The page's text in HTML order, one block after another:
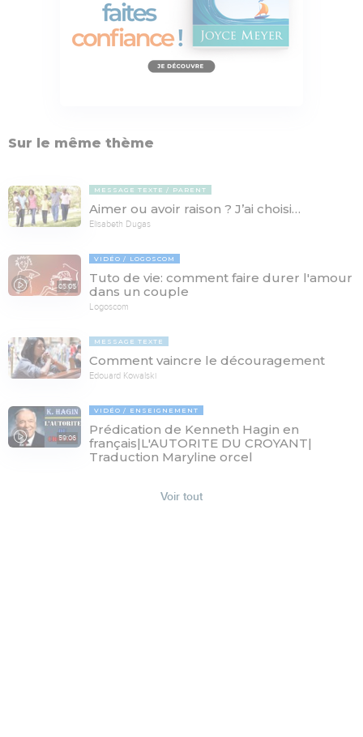
Sur le même thème
MESSAGE TEXTE PARENT
Aimer ou avoir raison ? J’ai choisi…
Elisabeth Dugas
05:05
VIDÉO LOGOSCOM
Tuto de vie: comment faire durer l'amour
dans un couple
Logoscom
MESSAGE TEXTE
Comment vaincre le découragement
Edouard Kowalski
59:06
VIDÉO ENSEIGNEMENT
Prédication de Kenneth Hagin en
français|L'AUTORITE DU CROYANT|
Traduction Maryline orcel
Voir tout